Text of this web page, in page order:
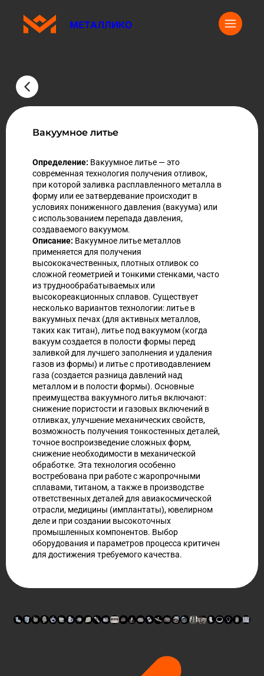
МЕТАЛЛИКО
Вакуумное литье
Определение: Вакуумное литье — это
современная технология получения отливок,
при которой заливка расплавленного металла в
форму или ее затвердевание происходит в
условиях пониженного давления (вакуума) или
с использованием перепада давления,
создаваемого вакуумом.
Описание: Вакуумное литье металлов
применяется для получения
высококачественных, плотных отливок со
сложной геометрией и тонкими стенками, часто
из труднообрабатываемых или
высокореакционных сплавов. Существует
несколько вариантов технологии: литье в
вакуумных печах (для активных металлов,
таких как титан), литье под вакуумом (когда
вакуум создается в полости формы перед
заливкой для лучшего заполнения и удаления
газов из формы) и литье с противодавлением
газа (создается разница давлений над
металлом и в полости формы). Основные
преимущества вакуумного литья включают:
снижение пористости и газовых включений в
отливках, улучшение механических свойств,
возможность получения тонкостенных деталей,
точное воспроизведение сложных форм,
снижение необходимости в механической
обработке. Эта технология особенно
востребована при работе с жаропрочными
сплавами, титаном, а также в производстве
ответственных деталей для авиакосмической
отрасли, медицины (имплантаты), ювелирном
деле и при создании высокоточных
промышленных компонентов. Выбор
оборудования и параметров процесса критичен
для достижения требуемого качества.